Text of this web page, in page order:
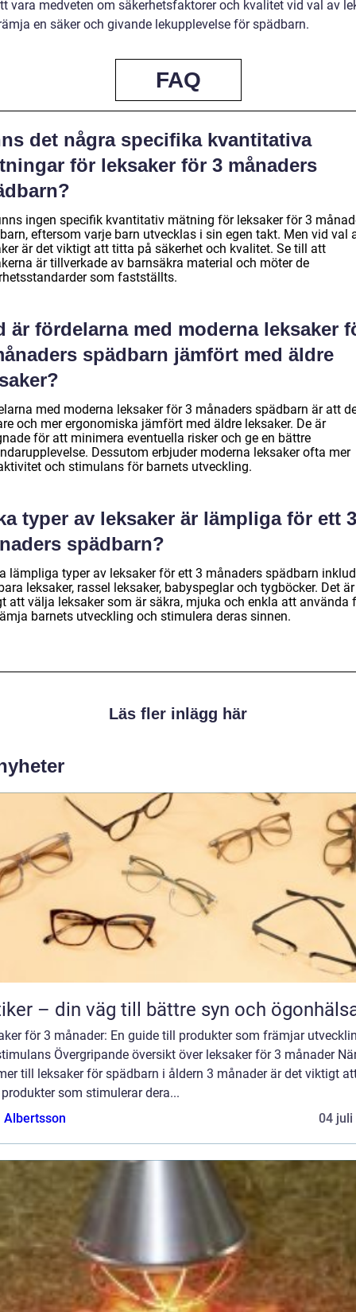
vara medveten om säkerhetsfaktorer och kvalitet vid val av
en säker och givande lekupplevelse för spädbarn.
FAQ
det några specifika kvantitativa
för leksaker för 3 månaders
ingen specifik kvantitativ mätning för leksaker för 3
eftersom varje barn utvecklas i sin egen takt. Men vid val
är det viktigt att titta på säkerhet och kvalitet. Se till att
är tillverkade av barnsäkra material och möter de
som fastställts.
är fördelarna med moderna leksaker
spädbarn jämfört med äldre
med moderna leksaker för 3 månaders spädbarn är att
och mer ergonomiska jämfört med äldre leksaker. De är
för att minimera eventuella risker och ge en bättre
Dessutom erbjuder moderna leksaker ofta mer
och stimulans för barnets utveckling.
typer av leksaker är lämpliga för ett 3
spädbarn?
lämpliga typer av leksaker för ett 3 månaders spädbarn
leksaker, rassel leksaker, babyspeglar och tygböcker. Det är
att välja leksaker som är säkra, mjuka och enkla att använda
barnets utveckling och stimulera deras sinnen.
Läs fler inlägg här
– din väg till bättre syn och
för 3 månader: En guide till produkter som främjar
Övergripande översikt över leksaker för 3 månader
till leksaker för spädbarn i åldern 3 månader är det viktigt
som stimulerar dera...
Albertsson
04 juli